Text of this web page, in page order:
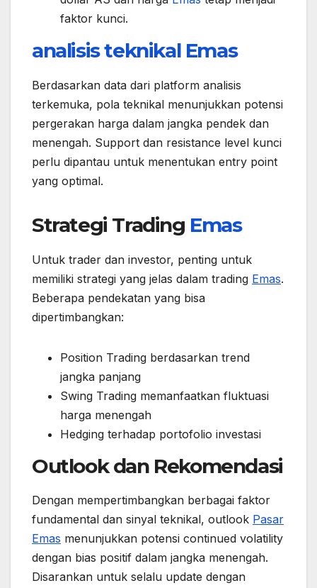
faktor kunci.
analisis teknikal Emas
Berdasarkan data dari platform analisis
terkemuka, pola teknikal menunjukkan potensi
pergerakan harga dalam jangka pendek dan
menengah. Support dan resistance level kunci
perlu dipantau untuk menentukan entry point
yang optimal.
Strategi Trading Emas
Untuk trader dan investor, penting untuk
memiliki strategi yang jelas dalam trading Emas.
Beberapa pendekatan yang bisa
dipertimbangkan:
Position Trading berdasarkan trend
jangka panjang
Swing Trading memanfaatkan fluktuasi
harga menengah
Hedging terhadap portofolio investasi
Outlook dan Rekomendasi
Dengan mempertimbangkan berbagai faktor
fundamental dan sinyal teknikal, outlook Pasar
Emas menunjukkan potensi continued volatility
dengan bias positif dalam jangka menengah.
Disarankan untuk selalu update dengan